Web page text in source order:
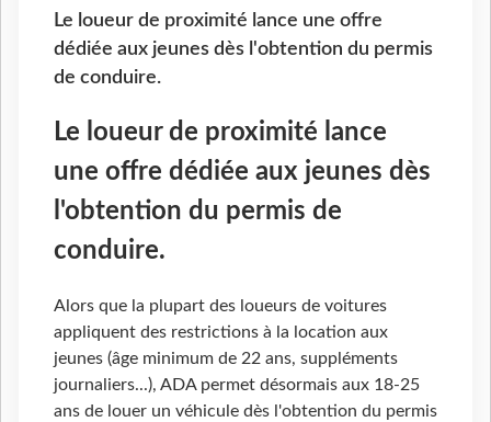
Le loueur de proximité lance une offre
dédiée aux jeunes dès l'obtention du permis
de conduire.
Le loueur de proximité lance
une offre dédiée aux jeunes dès
l'obtention du permis de
conduire.
Alors que la plupart des loueurs de voitures
appliquent des restrictions à la location aux
jeunes (âge minimum de 22 ans, suppléments
journaliers...), ADA permet désormais aux 18-25
ans de louer un véhicule dès l'obtention du permis